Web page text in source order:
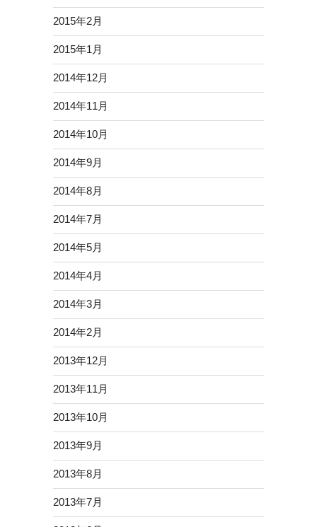
2015年2月
2015年1月
2014年12月
2014年11月
2014年10月
2014年9月
2014年8月
2014年7月
2014年5月
2014年4月
2014年3月
2014年2月
2013年12月
2013年11月
2013年10月
2013年9月
2013年8月
2013年7月